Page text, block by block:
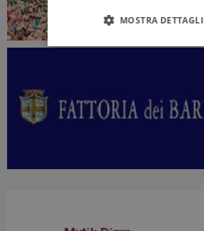
MOSTRA DETTAGLI